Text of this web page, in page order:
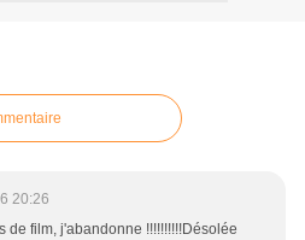
20:26
de film, j'abandonne !!!!!!!!!!Désolée